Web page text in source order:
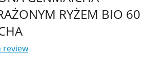
RYŻEM BIO 60
review